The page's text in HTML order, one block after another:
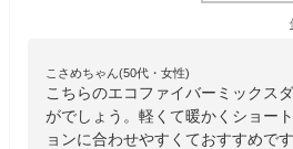
こさめちゃん(50代・女性)
こちらのエコファイバーミックス
がでしょう。軽くて暖かくショー
ョンに合わせやすくておすすめで